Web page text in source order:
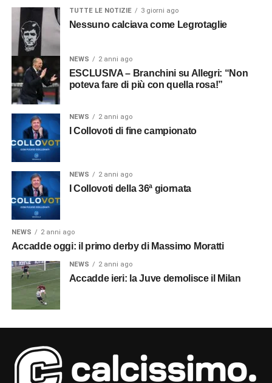
TUTTE LE NOTIZIE 3 giorni ago
Nessuno calciava come Legrotaglie
NEWS 2 anni ago
ESCLUSIVA – Branchini su Allegri: “Non
poteva fare di più con quella rosa!”
NEWS 2 anni ago
I Collovoti di fine campionato
NEWS 2 anni ago
I Collovoti della 36ª giornata
NEWS 2 anni ago
Accadde oggi: il primo derby di Massimo Moratti
NEWS 2 anni ago
Accadde ieri: la Juve demolisce il Milan